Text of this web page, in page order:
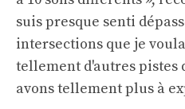
suis presque senti
intersections que je
tellement d'autres pistes
avons tellement plus à